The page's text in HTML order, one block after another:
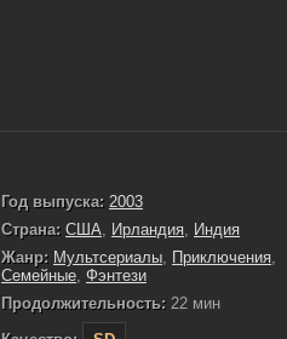
Год выпуска: 2003
Страна: США, Ирландия, Индия
Жанр: Мультсериалы, Приключения,
Семейные, Фэнтези
Продолжительность: 22 мин